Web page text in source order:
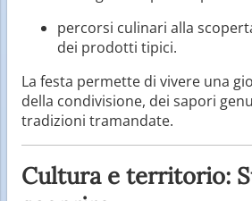
percorsi culinari alla
dei prodotti tipici.
La festa permette di vivere una
della condivisione, dei sapori
tradizioni tramandate.
Cultura e territorio: